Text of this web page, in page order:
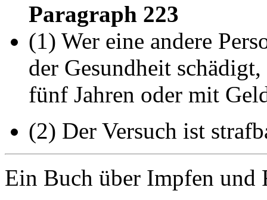
Paragraph 223
(1) Wer eine andere
der Gesundheit
fünf Jahren oder mit
(2) Der Versuch ist
Ein Buch über Impfen und